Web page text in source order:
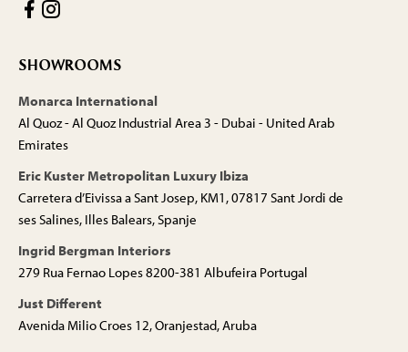
SHOWROOMS
Monarca International
Al Quoz - Al Quoz Industrial Area 3 - Dubai - United Arab
Emirates
Eric Kuster Metropolitan Luxury Ibiza
Carretera d’Eivissa a Sant Josep, KM1, 07817 Sant Jordi de
ses Salines, Illes Balears, Spanje
Ingrid Bergman Interiors
279 Rua Fernao Lopes 8200-381 Albufeira Portugal
Just Different
Avenida Milio Croes 12, Oranjestad, Aruba